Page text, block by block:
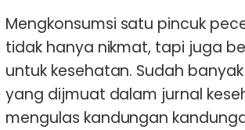
Mengkonsumsi satu pincuk
tidak hanya nikmat, tapi juga
untuk kesehatan. Sudah
yang dijmuat dalam jurnal
mengulas kandungan